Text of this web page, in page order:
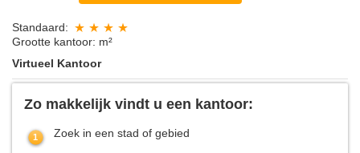
Standaard:
Grootte kantoor: m²
Virtueel Kantoor
Zo makkelijk vindt u een kantoor:
Zoek in een stad of gebied